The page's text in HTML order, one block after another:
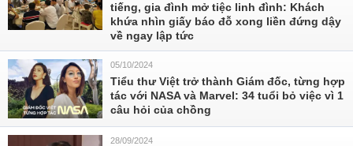
tiếng, gia đình mở tiệc linh đình: Khách
khứa nhìn giấy báo đỗ xong liền đứng dậy
về ngay lập tức
05/10/2024
Tiểu thư Việt trở thành Giám đốc, từng hợp
tác với NASA và Marvel: 34 tuổi bỏ việc vì 1
câu hỏi của chồng
28/09/2024